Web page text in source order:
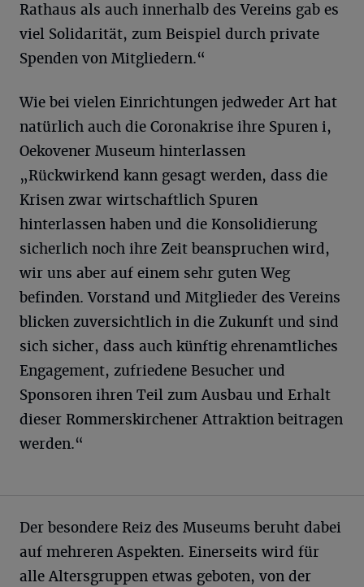
Rathaus als auch innerhalb des Vereins gab es
viel Solidarität, zum Beispiel durch private
Spenden von Mitgliedern.“
Wie bei vielen Einrichtungen jedweder Art hat
natürlich auch die Coronakrise ihre Spuren i,
Oekovener Museum hinterlassen
„Rückwirkend kann gesagt werden, dass die
Krisen zwar wirtschaftlich Spuren
hinterlassen haben und die Konsolidierung
sicherlich noch ihre Zeit beanspruchen wird,
wir uns aber auf einem sehr guten Weg
befinden. Vorstand und Mitglieder des Vereins
blicken zuversichtlich in die Zukunft und sind
sich sicher, dass auch künftig ehrenamtliches
Engagement, zufriedene Besucher und
Sponsoren ihren Teil zum Ausbau und Erhalt
dieser Rommerskirchener Attraktion beitragen
werden.“
Der besondere Reiz des Museums beruht dabei
auf mehreren Aspekten. Einerseits wird für
alle Altersgruppen etwas geboten, von der